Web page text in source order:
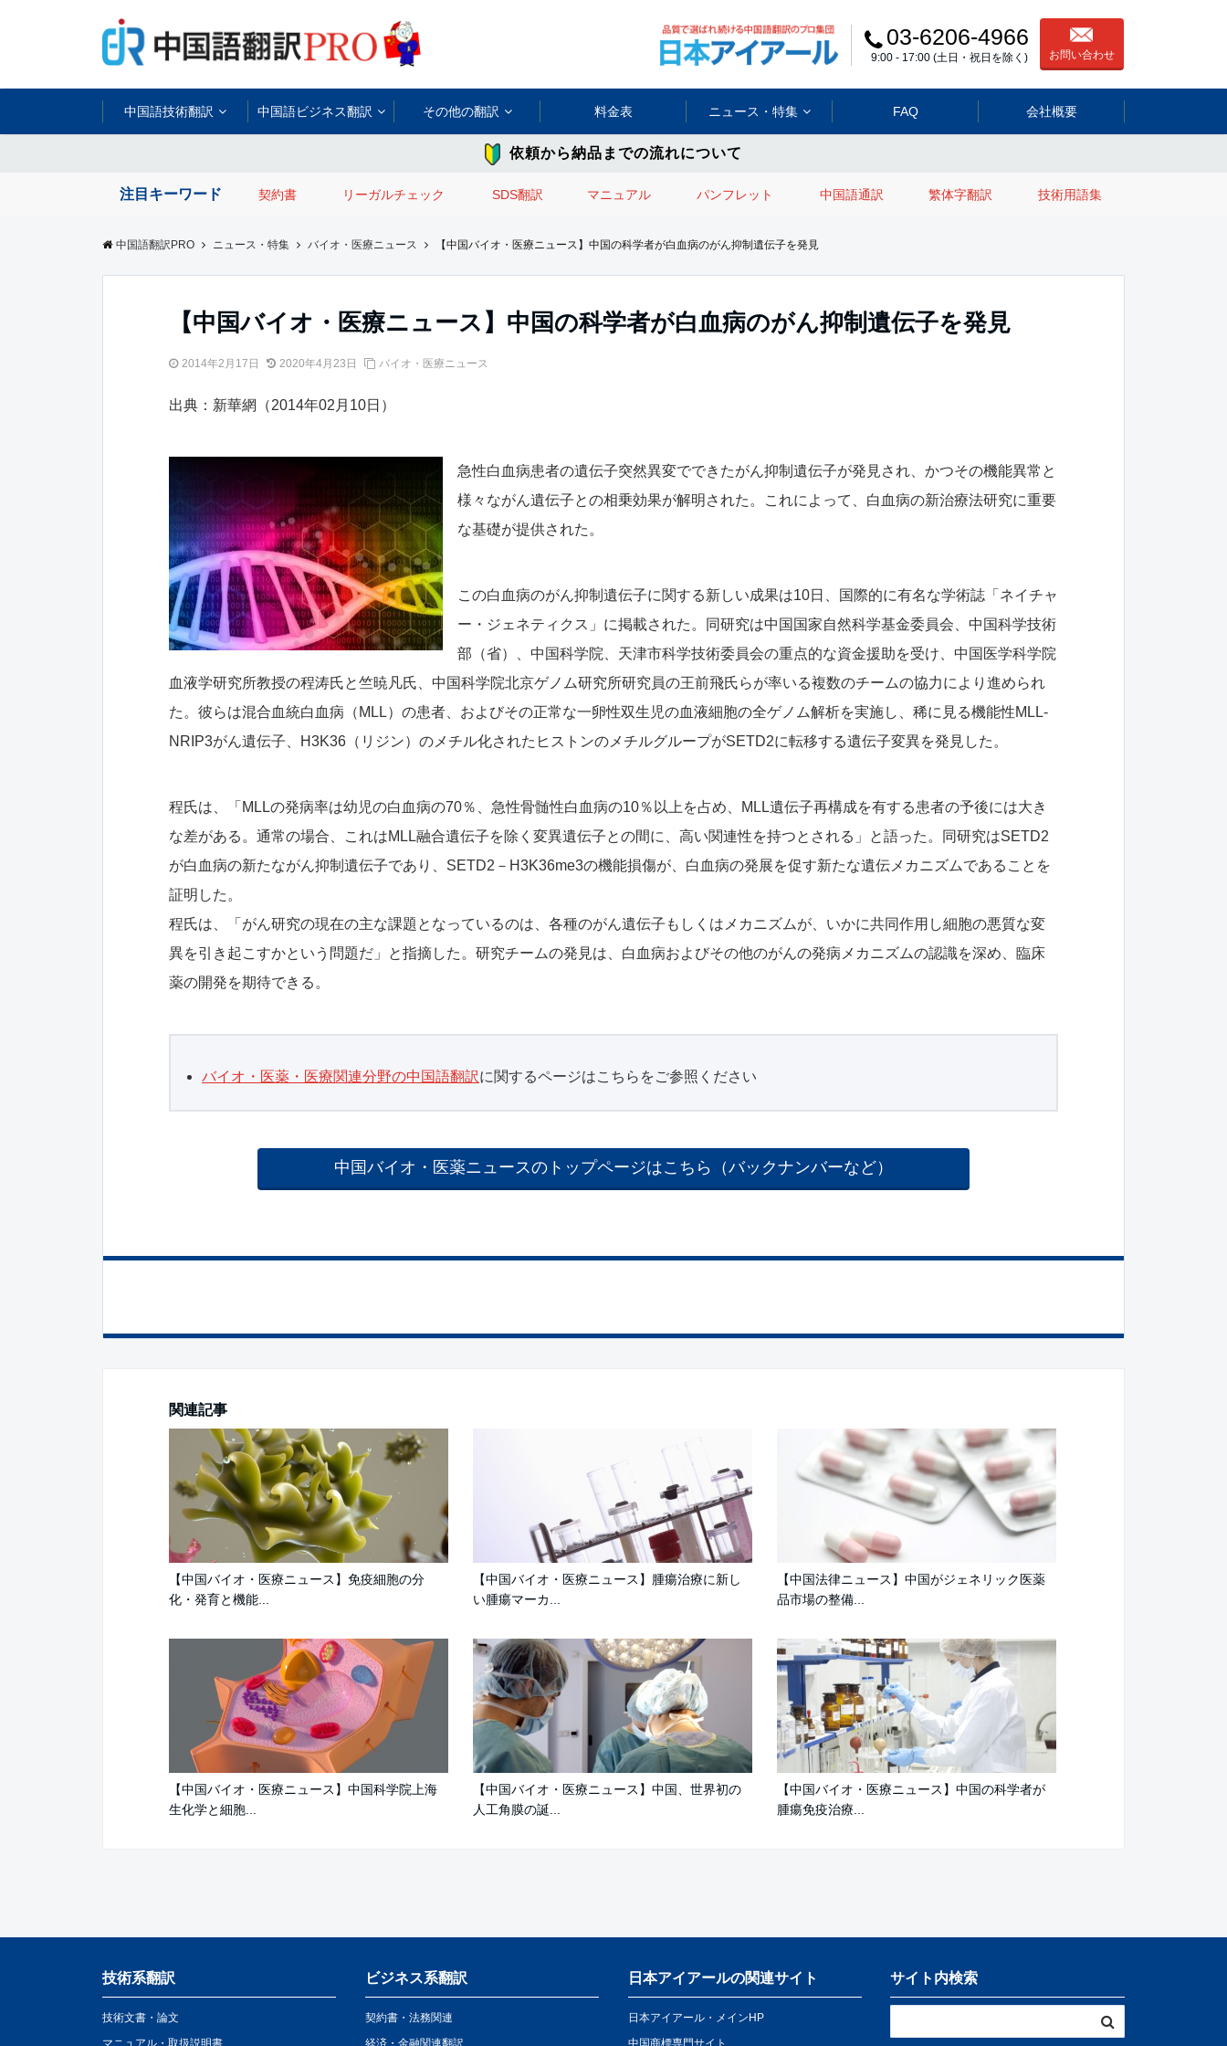
03-6206-4966
9:00 - 17:00 (土日・祝日を除く) お問い合わせ
中国語技術翻訳 中国語ビジネス翻訳 その他の翻訳 料金表 ニュース・特集 FAQ 会社概要
依頼から納品までの流れについて
注目キーワード 契約書 リーガルチェック SDS翻訳 マニュアル パンフレット 中国語通訳 繁体字翻訳 技術用語集
中国語翻訳PRO ニュース・特集 バイオ・医療ニュース 【中国バイオ・医療ニュース】中国の科学者が白血病のがん抑制遺伝子を発見
【中国バイオ・医療ニュース】中国の科学者が白血病のがん抑制遺伝子を発見
2014年2月17日 2020年4月23日 バイオ・医療ニュース
出典：新華網（2014年02月10日）
急性白血病患者の遺伝子突然異変でできたがん抑制遺伝子が発見され、かつその機能異常と
様々ながん遺伝子との相乗効果が解明された。これによって、白血病の新治療法研究に重要
な基礎が提供された。
この白血病のがん抑制遺伝子に関する新しい成果は10日、国際的に有名な学術誌「ネイチャ
ー・ジェネティクス」に掲載された。同研究は中国国家自然科学基金委員会、中国科学技術
部（省）、中国科学院、天津市科学技術委員会の重点的な資金援助を受け、中国医学科学院
血液学研究所教授の程涛氏と竺暁凡氏、中国科学院北京ゲノム研究所研究員の王前飛氏らが率いる複数のチームの協力により進められ
た。彼らは混合血統白血病（MLL）の患者、およびその正常な一卵性双生児の血液細胞の全ゲノム解析を実施し、稀に見る機能性MLL-
NRIP3がん遺伝子、H3K36（リジン）のメチル化されたヒストンのメチルグループがSETD2に転移する遺伝子変異を発見した。
程氏は、「MLLの発病率は幼児の白血病の70％、急性骨髄性白血病の10％以上を占め、MLL遺伝子再構成を有する患者の予後には大き
な差がある。通常の場合、これはMLL融合遺伝子を除く変異遺伝子との間に、高い関連性を持つとされる」と語った。同研究はSETD2
が白血病の新たながん抑制遺伝子であり、SETD2－H3K36me3の機能損傷が、白血病の発展を促す新たな遺伝メカニズムであることを
証明した。
程氏は、「がん研究の現在の主な課題となっているのは、各種のがん遺伝子もしくはメカニズムが、いかに共同作用し細胞の悪質な変
異を引き起こすかという問題だ」と指摘した。研究チームの発見は、白血病およびその他のがんの発病メカニズムの認識を深め、臨床
薬の開発を期待できる。
バイオ・医薬・医療関連分野の中国語翻訳に関するページはこちらをご参照ください
中国バイオ・医薬ニュースのトップページはこちら（バックナンバーなど）
関連記事
【中国バイオ・医療ニュース】免疫細胞の分
化・発育と機能...
【中国バイオ・医療ニュース】腫瘍治療に新し
い腫瘍マーカ...
【中国法律ニュース】中国がジェネリック医薬
品市場の整備...
【中国バイオ・医療ニュース】中国科学院上海
生化学と細胞...
【中国バイオ・医療ニュース】中国、世界初の
人工角膜の誕...
【中国バイオ・医療ニュース】中国の科学者が
腫瘍免疫治療...
技術系翻訳
技術文書・論文
マニュアル・取扱説明書
ビジネス系翻訳
契約書・法務関連
経済・金融関連翻訳
日本アイアールの関連サイト
日本アイアール・メインHP
中国商標専門サイト
サイト内検索